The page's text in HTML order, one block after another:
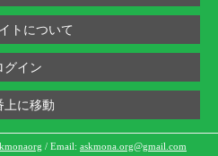
トについて
グイン
上に移動
/ Email: askmona.org@gmail.com